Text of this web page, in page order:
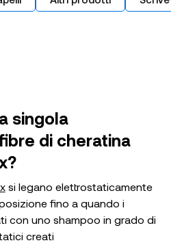
singola
di cheratina
si legano elettrostaticamente
fino a quando i
con uno shampoo in grado di
creati